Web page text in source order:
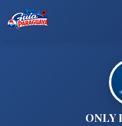
ONLY